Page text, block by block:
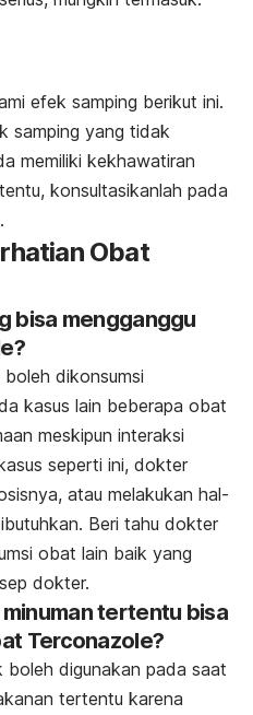
efek samping berikut ini.
samping yang tidak
memiliki kekhawatiran
konsultasikanlah pada
Obat
bisa mengganggu
dikonsumsi
kasus lain beberapa obat
meskipun interaksi
seperti ini, dokter
atau melakukan hal-
Beri tahu dokter
obat lain baik yang
dokter.
tertentu bisa
Terconazole?
digunakan pada saat
tertentu karena